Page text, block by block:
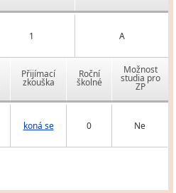
1 A
Přijímací
zkouška
Roční
školné
Možnost
studia pro
ZP
koná se 0 Ne